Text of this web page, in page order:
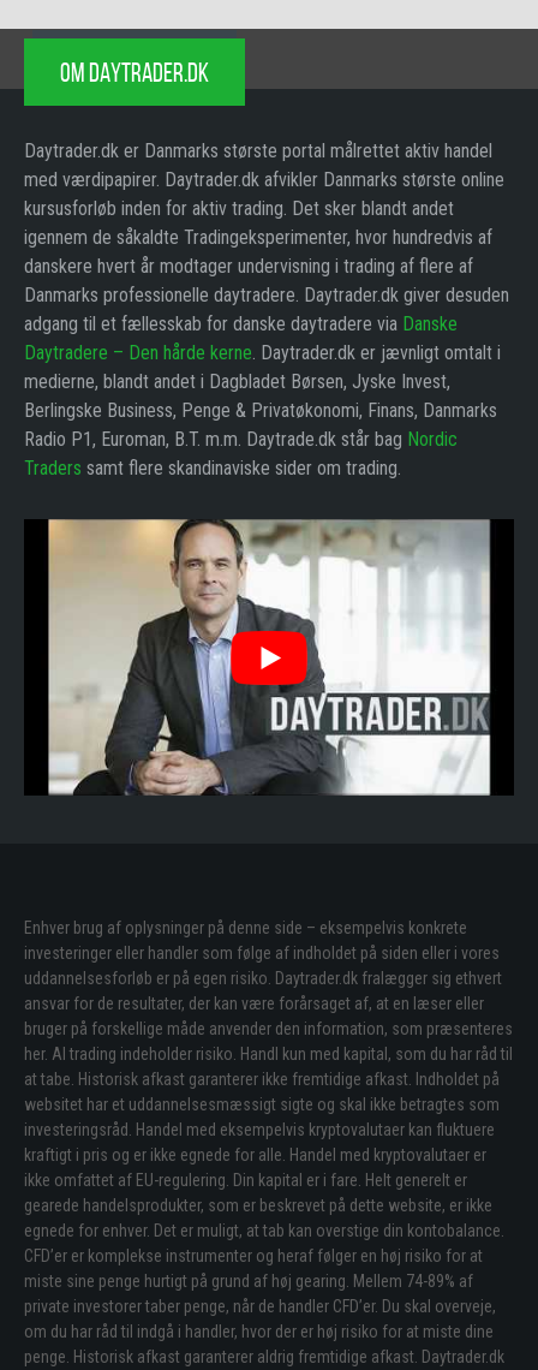
OM DAYTRADER.DK
Daytrader.dk er Danmarks største portal målrettet aktiv handel
med værdipapirer. Daytrader.dk afvikler Danmarks største online
kursusforløb inden for aktiv trading. Det sker blandt andet
igennem de såkaldte Tradingeksperimenter, hvor hundredvis af
danskere hvert år modtager undervisning i trading af flere af
Danmarks professionelle daytradere. Daytrader.dk giver desuden
adgang til et fællesskab for danske daytradere via Danske
Daytradere – Den hårde kerne. Daytrader.dk er jævnligt omtalt i
medierne, blandt andet i Dagbladet Børsen, Jyske Invest,
Berlingske Business, Penge & Privatøkonomi, Finans, Danmarks
Radio P1, Euroman, B.T. m.m. Daytrade.dk står bag Nordic
Traders samt flere skandinaviske sider om trading.
Enhver brug af oplysninger på denne side – eksempelvis konkrete
investeringer eller handler som følge af indholdet på siden eller i vores
uddannelsesforløb er på egen risiko. Daytrader.dk fralægger sig ethvert
ansvar for de resultater, der kan være forårsaget af, at en læser eller
bruger på forskellige måde anvender den information, som præsenteres
her. Al trading indeholder risiko. Handl kun med kapital, som du har råd til
at tabe. Historisk afkast garanterer ikke fremtidige afkast. Indholdet på
websitet har et uddannelsesmæssigt sigte og skal ikke betragtes som
investeringsråd. Handel med eksempelvis kryptovalutaer kan fluktuere
kraftigt i pris og er ikke egnede for alle. Handel med kryptovalutaer er
ikke omfattet af EU-regulering. Din kapital er i fare. Helt generelt er
gearede handelsprodukter, som er beskrevet på dette website, er ikke
egnede for enhver. Det er muligt, at tab kan overstige din kontobalance.
CFD’er er komplekse instrumenter og heraf følger en høj risiko for at
miste sine penge hurtigt på grund af høj gearing. Mellem 74-89% af
private investorer taber penge, når de handler CFD’er. Du skal overveje,
om du har råd til indgå i handler, hvor der er høj risiko for at miste dine
penge. Historisk afkast garanterer aldrig fremtidige afkast. Daytrader.dk